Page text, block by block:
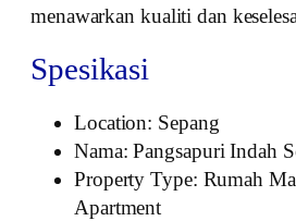
menawarkan kualiti dan
Spesikasi
Location: Sepang
Nama: Pangsapuri Indah
Property Type: Rumah
Apartment